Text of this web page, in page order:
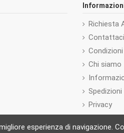
Richiesta
Contattaci
Chi siamo
Spedizioni
Privacy
esperienza di navigazione.